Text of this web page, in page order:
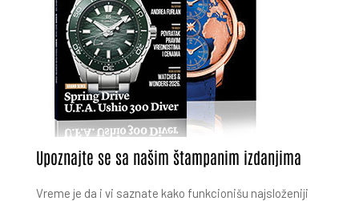
Upoznajte se sa našim štampanim izdanjima
Vreme je da i vi saznate kako funkcionišu najsloženiji